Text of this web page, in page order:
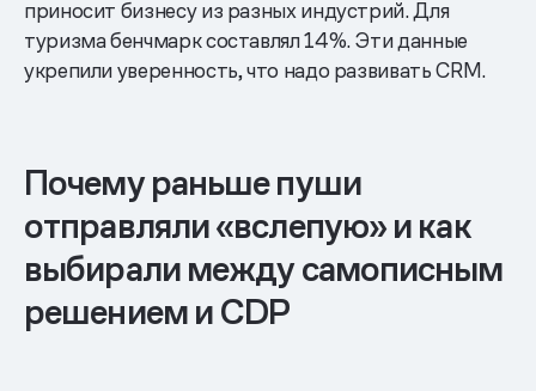
приносит бизнесу из разных индустрий. Для
туризма бенчмарк составлял 14%. Эти данные
укрепили уверенность, что надо развивать CRM.
Почему раньше пуши
отправляли «вслепую» и как
выбирали между самописным
решением и CDP